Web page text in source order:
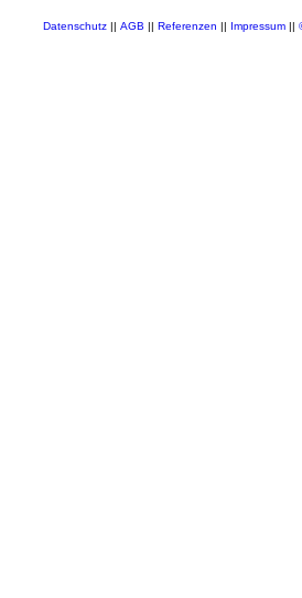
Datenschutz|| AGB || Referenzen || Impressum||